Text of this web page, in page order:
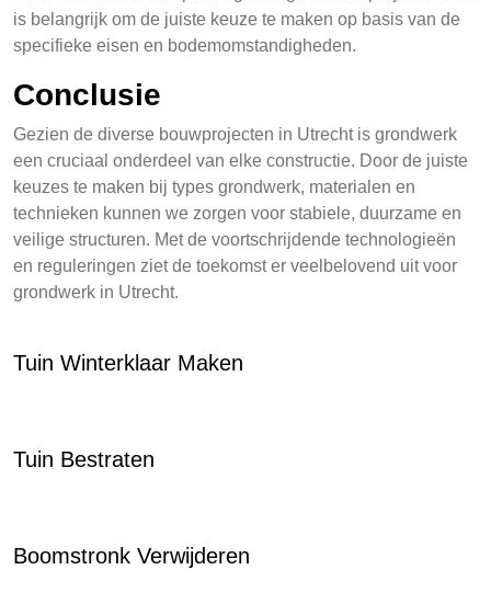
is belangrijk om de juiste keuze te maken op basis van de
specifieke eisen en bodemomstandigheden.
Conclusie
Gezien de diverse bouwprojecten in Utrecht is grondwerk
een cruciaal onderdeel van elke constructie. Door de juiste
keuzes te maken bij types grondwerk, materialen en
technieken kunnen we zorgen voor stabiele, duurzame en
veilige structuren. Met de voortschrijdende technologieën
en reguleringen ziet de toekomst er veelbelovend uit voor
grondwerk in Utrecht.
Tuin Winterklaar Maken
Tuin Bestraten
Boomstronk Verwijderen